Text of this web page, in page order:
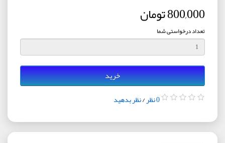
800,000 تومان
تعداد درخواستی شما
خرید
0 نظر /نظر بدهید